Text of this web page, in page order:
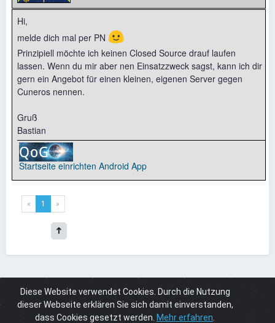
Hi,
melde dich mal per PN 🙂
Prinzipiell möchte ich keinen Closed Source drauf laufen
lassen. Wenn du mir aber nen Einsatzzweck sagst, kann ich dir
gern ein Angebot für einen kleinen, eigenen Server gegen
Cuneros nennen.
Gruß
Bastian
Startseite einrichten Android App
« 1 »
Board Cuneros 4Cuneros 4 Programmierung
Webspace gegen Cuneros
Diese Website verwendet Cookies. Durch die Nutzung
dieser Webseite erklären Sie sich damit einverstanden,
dass Cookies gesetzt werden. Mehr erfahren